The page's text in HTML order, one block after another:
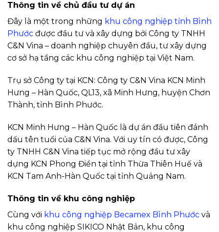
Thông tin về chủ đầu tư dự án
Đây là một trong những khu công nghiệp tỉnh Bình
Phước được đầu tư và xây dựng bởi Công ty TNHH
C&N Vina – doanh nghiệp chuyên đầu, tư xây dựng
cơ sở hạ tầng các khu công nghiệp tại Việt Nam.
Trụ sở Công ty tại KCN: Công ty C&N Vina KCN Minh
Hưng – Hàn Quốc, QL13, xã Minh Hưng, huyện Chơn
Thành, tỉnh Bình Phước.
KCN Minh Hưng – Hàn Quốc là dự án đầu tiên đánh
dấu tên tuổi của C&N Vina. Với uy tín có được, Công
ty TNHH C&N Vina tiếp tục mở rộng đầu tư xây
dựng KCN Phong Điền tại tỉnh Thừa Thiên Huế và
KCN Tam Anh-Hàn Quốc tại tỉnh Quảng Nam.
Thông tin về khu công nghiệp
Cùng với khu công nghiệp Becamex Bình Phước và
khu công nghiệp SIKICO Nhật Bản, khu công